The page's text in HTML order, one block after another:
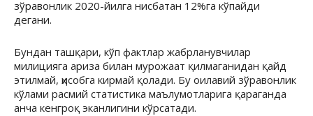
зўравонлик 2020-йилга нисбатан 12%га кўпайди
дегани.
Бундан ташқари, кўп фактлар жабрланувчилар
милицияга ариза билан мурожаат қилмаганидан қайд
этилмай, ҳисобга кирмай қолади. Бу оилавий зўравонлик
кўлами расмий статистика маълумотларига қараганда
анча кенгроқ эканлигини кўрсатади.